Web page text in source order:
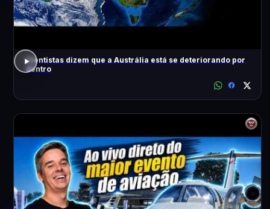
Cientistas dizem que a Austrália está se deteriorando por
dentro